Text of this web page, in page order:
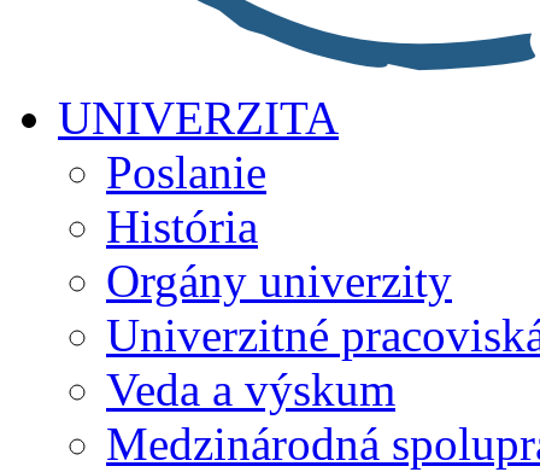
UNIVERZITA
Poslanie
História
Orgány univerzity
Univerzitné
Veda a výskum
Medzinárodná